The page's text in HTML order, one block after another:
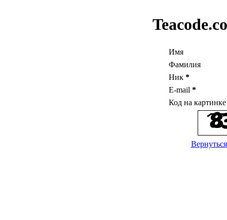
Имя
Фамилия
Ник *
E-mail *
Код на
Вернуться